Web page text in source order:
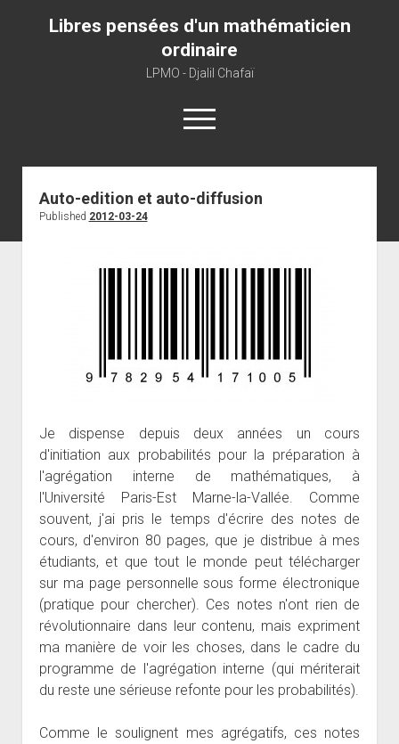
Libres pensées d'un mathématicien
ordinaire
LPMO - Djalil Chafaï
open
menu
Home
Auto-edition et auto-diffusion
Published 2012-03-24
Je dispense depuis deux années un cours
d'initiation aux probabilités pour la préparation à
l'agrégation interne de mathématiques, à
l'Université Paris-Est Marne-la-Vallée. Comme
souvent, j'ai pris le temps d'écrire des notes de
cours, d'environ 80 pages, que je distribue à mes
étudiants, et que tout le monde peut télécharger
sur ma page personnelle sous forme électronique
(pratique pour chercher). Ces notes n'ont rien de
révolutionnaire dans leur contenu, mais expriment
ma manière de voir les choses, dans le cadre du
programme de l'agrégation interne (qui mériterait
du reste une sérieuse refonte pour les probabilités).
Comme le soulignent mes agrégatifs, ces notes